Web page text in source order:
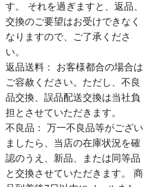
す。 それを過ぎますと、返品、
交換のご要望はお受けできなく
なりますので、ご了承くださ
い。
返品送料： お客様都合の場合は
ご容赦ください。ただし、不良
品交換、誤品配送交換は当社負
担とさせていただきます。
不良品： 万一不良品等がござい
ましたら、当店の在庫状況を確
認のうえ、新品、または同等品
と交換させていただきます。 商